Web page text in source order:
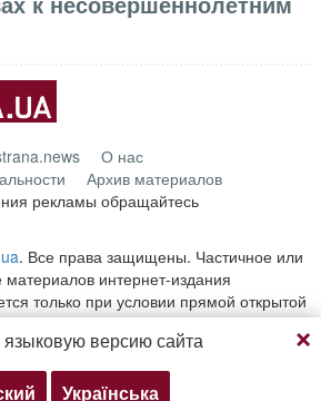
к несовершеннолетним
О нас
Архив материалов
рекламы обращайтесь
. Все права защищены. Частичное или
интернет-издания
только при условии прямой открытой
на непосредственный адрес
перепечатка или
содержащей ссылку на
версию сайта
Українська